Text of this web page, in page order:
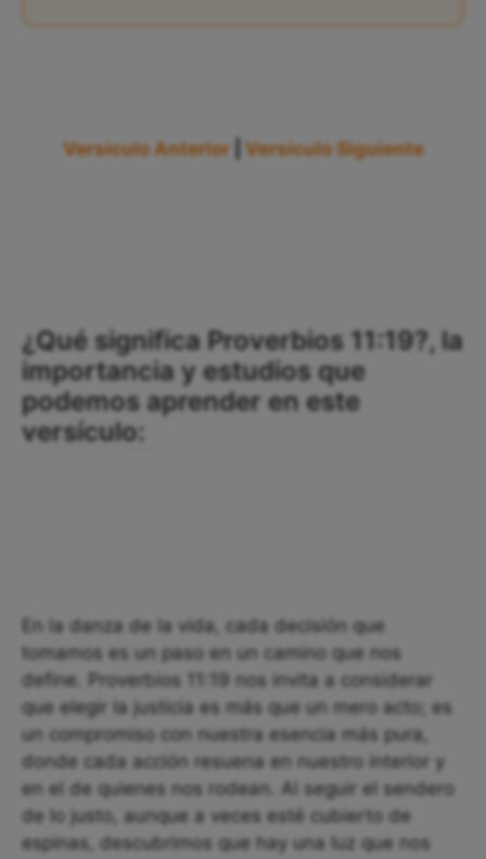
Versículo Anterior Versículo Siguiente
¿Qué significa Proverbios 11:19?, la
importancia y estudios que
podemos aprender en este
versículo:
En la danza de la vida, cada decisión que
tomamos es un paso en un camino que nos
define. Proverbios 11:19 nos invita a considerar
que elegir la justicia es más que un mero acto; es
un compromiso con nuestra esencia más pura,
donde cada acción resuena en nuestro interior y
en el de quienes nos rodean. Al seguir el sendero
de lo justo, aunque a veces esté cubierto de
espinas, descubrimos que hay una luz que nos